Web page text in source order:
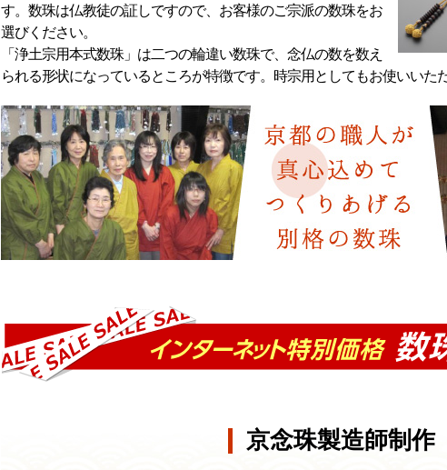
す。数珠は仏教徒の証しですので、お客様のご宗派の数珠をお
選びください。
「浄土宗用本式数珠」は二つの輪違い数珠で、念仏の数を数え
られる形状になっているところが特徴です。時宗用としてもお使いいた
京念珠製造師制作